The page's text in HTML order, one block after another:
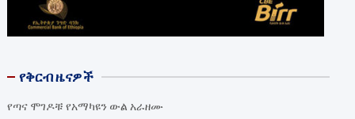
የቅርብ ዜናዎች
የጣና ሞገዶቹ የአማካዩን ውል አራዘሙ